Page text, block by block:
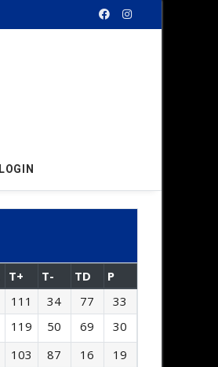
LOGIN
T+ T- TD
P
111 34 77
33
119 50 69
30
103 87 16
19